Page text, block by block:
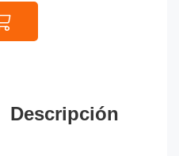
Descripción